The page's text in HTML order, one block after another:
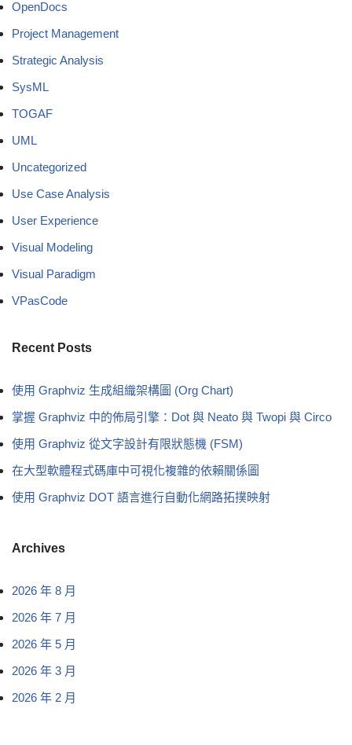
OpenDocs
Project Management
Strategic Analysis
SysML
TOGAF
UML
Uncategorized
Use Case Analysis
User Experience
Visual Modeling
Visual Paradigm
VPasCode
Recent Posts
使用 Graphviz 生成組織架構圖 (Org Chart)
掌握 Graphviz 中的佈局引擎：Dot 與 Neato 與 Twopi 與 Circo
使用 Graphviz 從文字設計有限狀態機 (FSM)
在大型軟體程式碼庫中可視化複雜的依賴關係圖
使用 Graphviz DOT 語言進行自動化網路拓撲映射
Archives
2026 年 8 月
2026 年 7 月
2026 年 5 月
2026 年 3 月
2026 年 2 月